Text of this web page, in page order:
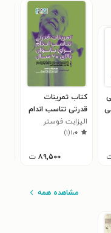
کتاب تمرینات
قدرتی تناسب اندام
سال
الیزابت فوستر
۱٫۰(۱)
۸۹,۵۰۰ ت
مشاهده همه